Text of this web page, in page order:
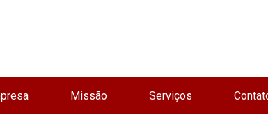
Missão Serviços